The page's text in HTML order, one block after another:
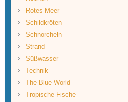
Rotes Meer
Schildkröten
Schnorcheln
Strand
Süßwasser
Technik
The Blue World
Tropische Fische